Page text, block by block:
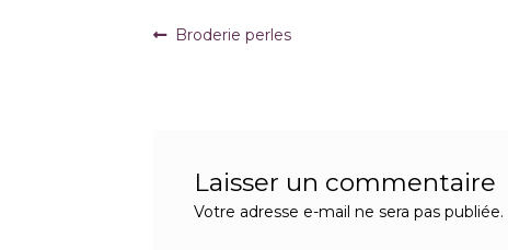
Navigation
Article
Broderie perles
Laisser un commentaire
Votre adresse e-mail ne sera pas publiée.